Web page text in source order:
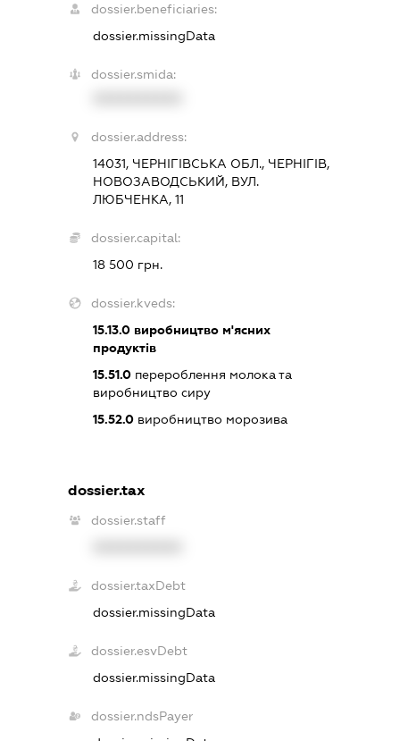
dossier.beneficiaries:
dossier.missingData
dossier.smida:
dossier.address:
14031, ЧЕРНІГІВСЬКА ОБЛ., ЧЕРНІГІВ,
НОВОЗАВОДСЬКИЙ, ВУЛ.
ЛЮБЧЕНКА, 11
dossier.capital:
18 500 грн.
dossier.kveds:
15.13.0 виробництво м'ясних
продуктів
15.51.0 перероблення молока та
виробництво сиру
15.52.0 виробництво морозива
dossier.tax
dossier.staff
dossier.taxDebt
dossier.missingData
dossier.esvDebt
dossier.missingData
dossier.ndsPayer